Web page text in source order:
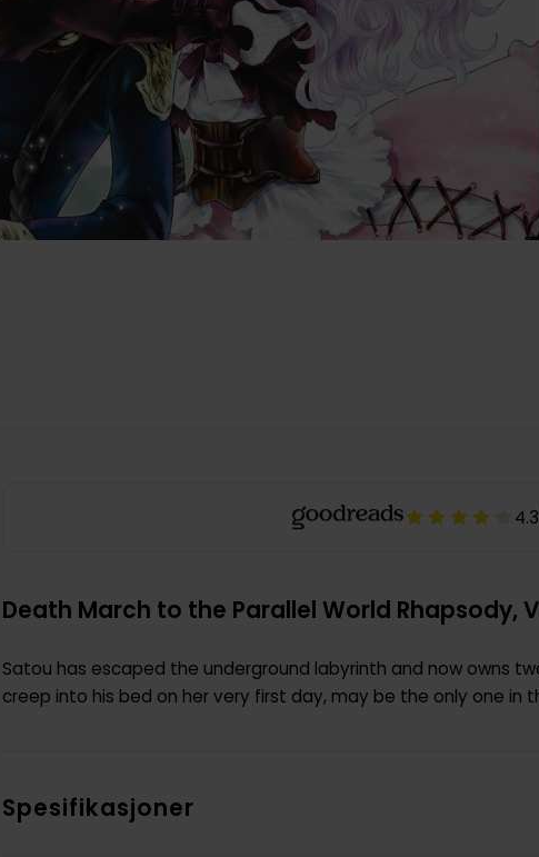
4.3
Death March to the Parallel World Rhapsody,
Satou has escaped the underground labyrinth and now owns
creep into his bed on her very first day, may be the only one in
Spesifikasjoner